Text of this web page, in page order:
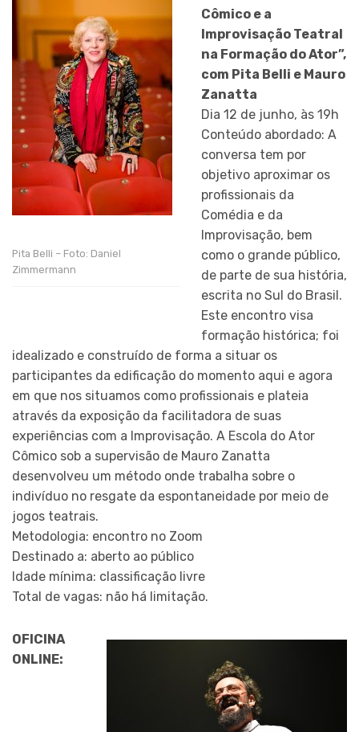
Pita Belli – Foto: Daniel
Zimmermann
Cômico e a
Improvisação Teatral
na Formação do Ator”,
com Pita Belli e Mauro
Zanatta
Dia 12 de junho, às 19h
Conteúdo abordado: A
conversa tem por
objetivo aproximar os
profissionais da
Comédia e da
Improvisação, bem
como o grande público,
de parte de sua história,
escrita no Sul do Brasil.
Este encontro visa
formação histórica; foi
idealizado e construído de forma a situar os
participantes da edificação do momento aqui e agora
em que nos situamos como profissionais e plateia
através da exposição da facilitadora de suas
experiências com a Improvisação. A Escola do Ator
Cômico sob a supervisão de Mauro Zanatta
desenvolveu um método onde trabalha sobre o
indivíduo no resgate da espontaneidade por meio de
jogos teatrais.
Metodologia: encontro no Zoom
Destinado a: aberto ao público
Idade mínima: classificação livre
Total de vagas: não há limitação.
OFICINA
ONLINE: